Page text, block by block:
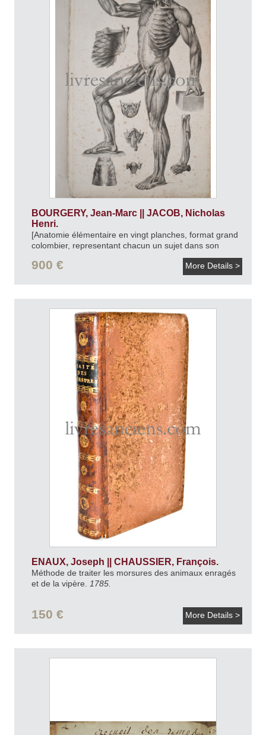
BOURGERY, Jean-Marc || JACOB, Nicholas
Henri.
[Anatomie élémentaire en vingt planches, format grand
colombier, representant chacun un sujet dans son
[v.1850].
900 € More Details >
ENAUX, Joseph || CHAUSSIER, François.
Méthode de traiter les morsures des animaux enragés
et de la vipère.
1785.
150 € More Details >